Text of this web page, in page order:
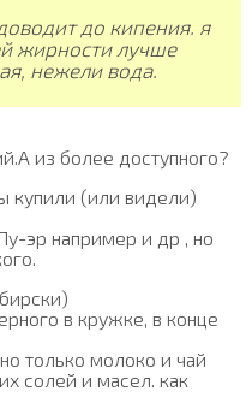
до кипения. я
жирности лучше
нежели вода.
из более доступного?
купили (или видели)
эр например и др , но
в кружке, в конце
только молоко и чай
солей и масел. как